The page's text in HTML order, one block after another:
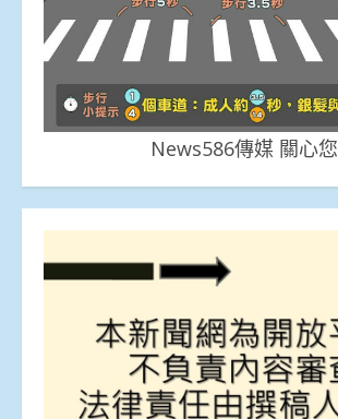
News586傳媒 關心您